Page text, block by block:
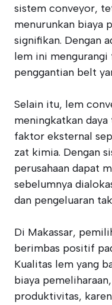
sistem conveyor,
menurunkan biaya
signifikan. Dengan
lem ini
penggantian belt
Selain itu, lem
meningkatkan
faktor eksternal
zat kimia. Dengan
perusahaan dapat
sebelumnya
dan pengeluaran
Di Makassar,
berimbas positif
Kualitas lem yang
biaya
produktivitas,